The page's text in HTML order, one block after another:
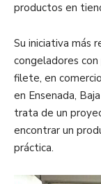
productos en
Su iniciativa más
congeladores
filete, en
en Ensenada,
trata de un
encontrar un
práctica.